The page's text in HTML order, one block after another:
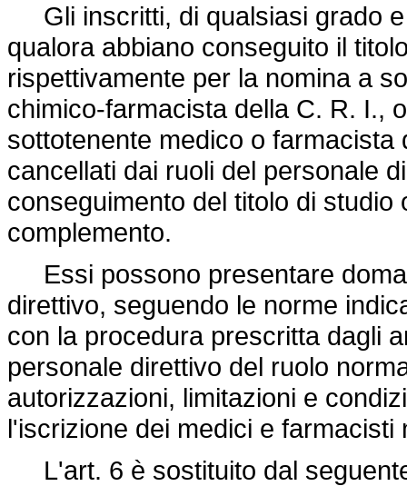
Gli inscritti, di qualsiasi grado
qualora abbiano conseguito il
rispettivamente per la nomina a
chimico-farmacista della C. R. I.,
sottotenente medico o
cancellati dai ruoli del personale
conseguimento del titolo di
complemento.
Essi possono presentare
direttivo, seguendo le norme
con la procedura prescritta dagli
personale direttivo del ruolo
autorizzazioni, limitazioni e
l'iscrizione dei medici e
L'art. 6 è sostituito dal